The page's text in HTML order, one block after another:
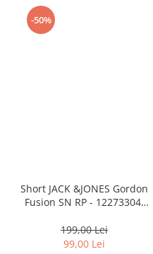
-50%
Short JACK &JONES Gordon
Fusion SN RP - 12273304-
199,00 Lei
99,00 Lei